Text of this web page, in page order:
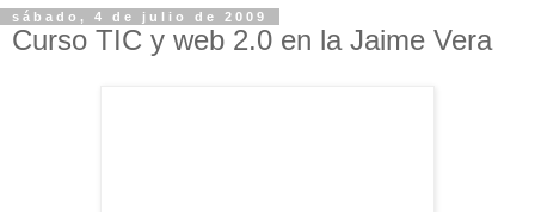
sábado, 4 de julio de 2009
Curso TIC y web 2.0 en la Jaime Vera